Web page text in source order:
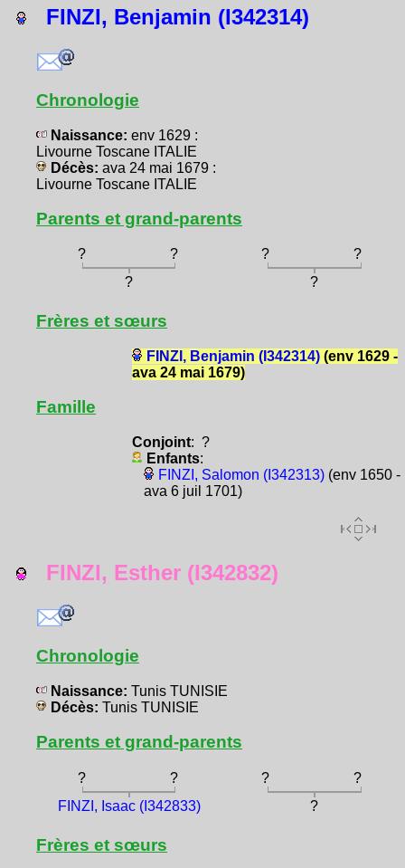
FINZI, Benjamin (I342314)
Chronologie
Naissance: env 1629 :
Livourne Toscane ITALIE
Décès: ava 24 mai 1679 :
Livourne Toscane ITALIE
Parents et grand-parents
? ? ?
?
?
?
Frères et sœurs
FINZI, Benjamin (I342314)(env 1629 -
ava 24 mai 1679)
Famille
Conjoint: ?
Enfants:
FINZI, Salomon (I342313)(env 1650 -
ava 6 juil 1701)
FINZI, Esther (I342832)
Chronologie
Naissance: Tunis TUNISIE
Décès: Tunis TUNISIE
Parents et grand-parents
? ? ?
?
FINZI, Isaac (I342833)
?
Frères et sœurs